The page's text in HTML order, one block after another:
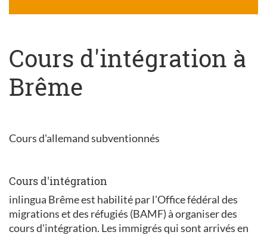
Cours d'intégration à
Brême
Cours d'allemand subventionnés
Cours d'intégration
inlingua Brême est habilité par l'Office fédéral des
migrations et des réfugiés (BAMF) à organiser des
cours d'intégration. Les immigrés qui sont arrivés en